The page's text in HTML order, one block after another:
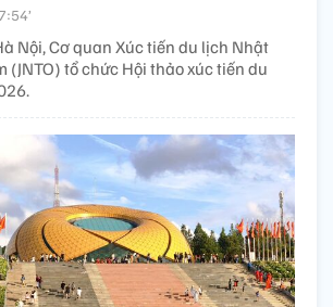
Nội, Cơ quan Xúc tiến du lịch Nhật
(JNTO) tổ chức Hội thảo xúc tiến du